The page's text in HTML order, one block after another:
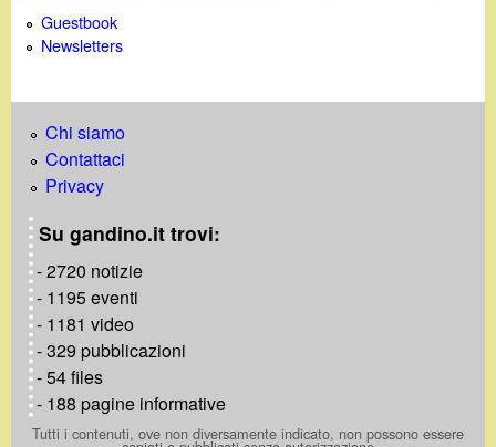
n
o
Guestbook
Newsletters
Chi siamo
Contattaci
Privacy
Su gandino.it trovi:
- 2720 notizie
- 1195 eventi
- 1181 video
- 329 pubblicazioni
- 54 files
- 188 pagine informative
Tutti i contenuti, ove non diversamente indicato, non possono essere